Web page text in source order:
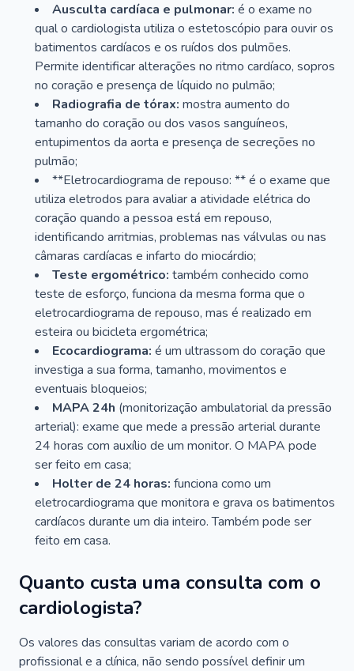
Ausculta cardíaca e pulmonar: é o exame no
qual o cardiologista utiliza o estetoscópio para ouvir os
batimentos cardíacos e os ruídos dos pulmões.
Permite identificar alterações no ritmo cardíaco, sopros
no coração e presença de líquido no pulmão;
Radiografia de tórax: mostra aumento do
tamanho do coração ou dos vasos sanguíneos,
entupimentos da aorta e presença de secreções no
pulmão;
**Eletrocardiograma de repouso: ** é o exame que
utiliza eletrodos para avaliar a atividade elétrica do
coração quando a pessoa está em repouso,
identificando arritmias, problemas nas válvulas ou nas
câmaras cardíacas e infarto do miocárdio;
Teste ergométrico: também conhecido como
teste de esforço, funciona da mesma forma que o
eletrocardiograma de repouso, mas é realizado em
esteira ou bicicleta ergométrica;
Ecocardiograma: é um ultrassom do coração que
investiga a sua forma, tamanho, movimentos e
eventuais bloqueios;
MAPA 24h (monitorização ambulatorial da pressão
arterial): exame que mede a pressão arterial durante
24 horas com auxílio de um monitor. O MAPA pode
ser feito em casa;
Holter de 24 horas: funciona como um
eletrocardiograma que monitora e grava os batimentos
cardíacos durante um dia inteiro. Também pode ser
feito em casa.
Quanto custa uma consulta com o
cardiologista?
Os valores das consultas variam de acordo com o
profissional e a clínica, não sendo possível definir um